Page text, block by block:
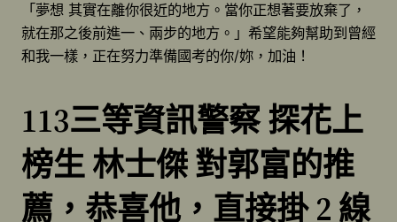
「夢想 其實在離你很近的地方。當你正想著要放棄了，
就在那之後前進一、兩步的地方。」希望能夠幫助到曾經
和我一樣，正在努力準備國考的你/妳，加油！
113三等資訊警察 探花上
榜生 林士傑 對郭富的推
薦，恭喜他，直接掛 2 線